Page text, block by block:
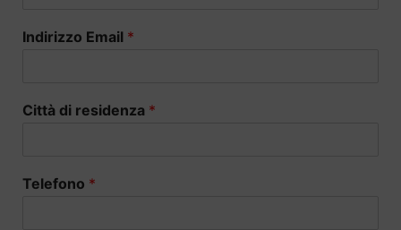
Indirizzo Email *
Città di residenza *
Telefono *